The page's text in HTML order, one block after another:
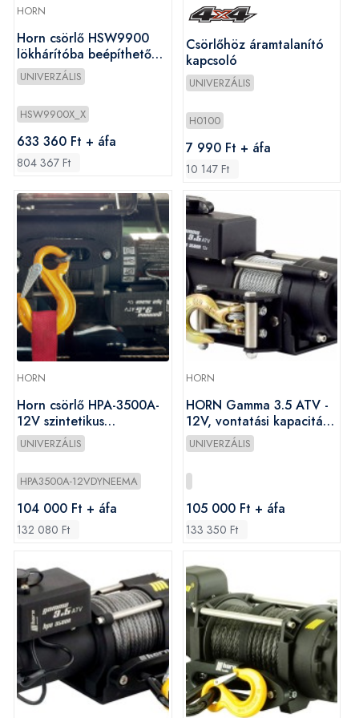
HORN
Horn csörlő HSW9900
lökhárítóba beépíthető
szintetikus kötéllel
UNIVERZÁLIS
HSW9900X_X
633 360 Ft + áfa
804 367 Ft
Csörlőhöz áramtalanító
kapcsoló
UNIVERZÁLIS
H0100
7 990 Ft + áfa
10 147 Ft
HORN
Horn csörlő HPA-3500A-
12V szintetikus
(dyneema) kötéllel
UNIVERZÁLIS
HPA3500A-12VDYNEEMA
104 000 Ft + áfa
132 080 Ft
HORN
HORN Gamma 3.5 ATV -
12V, vontatási kapacitás
1600 kg
UNIVERZÁLIS
105 000 Ft + áfa
133 350 Ft